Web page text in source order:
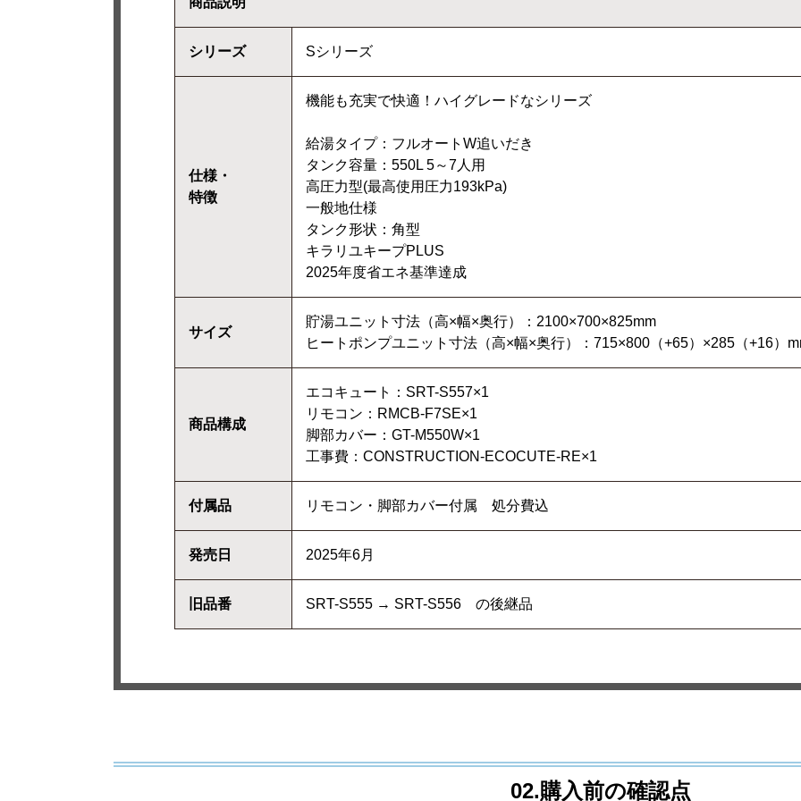
シリーズ Sシリーズ
仕様・
特徴
機能も充実で快適！ハイグレードなシリーズ
給湯タイプ：フルオートW追いだき
タンク容量：550L 5～7人用
高圧力型(最高使用圧力193kPa)
一般地仕様
タンク形状：角型
キラリユキープPLUS
2025年度省エネ基準達成
サイズ
貯湯ユニット寸法（高×幅×奥行）：2100×700×825mm
ヒートポンプユニット寸法（高×幅×奥行）：715×800（+65）×285（+16）
商品構成
エコキュート：SRT-S557×1
リモコン：RMCB-F7SE×1
脚部カバー：GT-M550W×1
工事費：CONSTRUCTION-ECOCUTE-RE×1
付属品 リモコン・脚部カバー付属 処分費込
発売日 2025年6月
旧品番 SRT-S555 → SRT-S556 の後継品
02.購入前の確認点